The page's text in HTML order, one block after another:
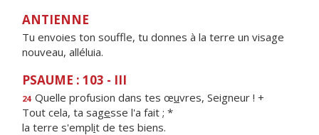
ANTIENNE
Tu envoies ton souffle, tu donnes à la terre un visage
nouveau, alléluia.
PSAUME : 103 - III
24 Quelle profusion dans tes œuvres, Seigneur ! +
Tout cela, ta sagesse l'a fait ; *
la terre s'emplit de tes biens.